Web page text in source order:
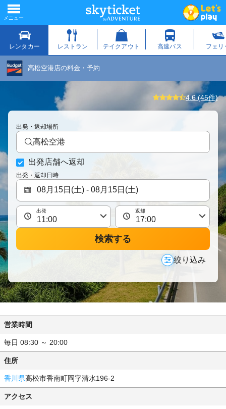
高松空港店の料金・予約
4.6 (45件)
出発・返却場所
高松空港
出発店舗へ返却
出発・返却日時
出発 返却
検索する
絞り込み
営業時間
毎日 08:30 ～ 20:00
住所
香川県高松市香南町岡字清水196-2
アクセス